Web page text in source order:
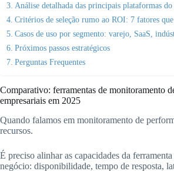
Análise detalhada das principais plataformas do
Critérios de seleção rumo ao ROI: 7 fatores
Casos de uso por segmento: varejo, SaaS,
Próximos passos estratégicos
Perguntas Frequentes
Comparativo: ferramentas de monitoramento
empresariais em 2025
Quando falamos em monitoramento de
recursos.
É preciso alinhar as capacidades da
negócio: disponibilidade, tempo de resposta,